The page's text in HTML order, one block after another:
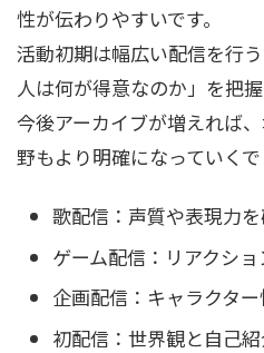
性が伝わりやすいです。
活動初期は幅広い配信を行
人は何が得意なのか」を把握
今後アーカイブが増えれば
野もより明確になっていくで
歌配信：声質や表現力
ゲーム配信：リアクシ
企画配信：キャラクタ
初配信：世界観と自己